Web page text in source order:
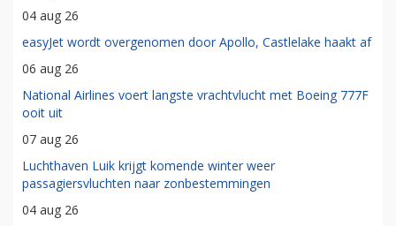
04 aug 26
easyJet wordt overgenomen door Apollo, Castlelake haakt af
06 aug 26
National Airlines voert langste vrachtvlucht met Boeing 777F
ooit uit
07 aug 26
Luchthaven Luik krijgt komende winter weer
passagiersvluchten naar zonbestemmingen
04 aug 26